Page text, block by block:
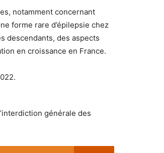
notamment concernant
forme rare d’épilepsie chez
descendants, des aspects
en croissance en France.
générale des